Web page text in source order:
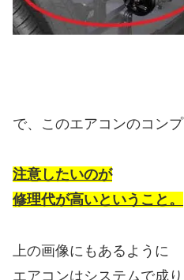
で、このエアコンのコンプ
注意したいのが
修理代が高いということ。
上の画像にもあるように
エアコンはシステムで成